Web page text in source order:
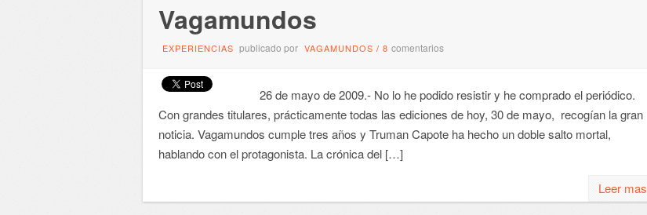
Vagamundos
EXPERIENCIAS publicado por VAGAMUNDOS / 8 comentarios
26 de mayo de 2009.- No lo he podido resistir y he comprado el periódico.
Con grandes titulares, prácticamente todas las ediciones de hoy, 30 de mayo, recogían la gran
noticia. Vagamundos cumple tres años y Truman Capote ha hecho un doble salto mortal,
hablando con el protagonista. La crónica del […]
Leer mas